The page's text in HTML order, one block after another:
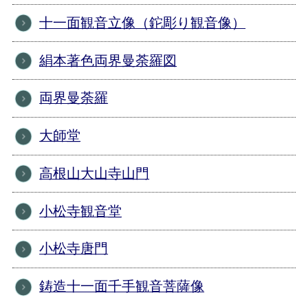
十一面観音立像（鉈彫り観音像）
絹本著色両界曼荼羅図
両界曼荼羅
大師堂
高根山大山寺山門
小松寺観音堂
小松寺唐門
鋳造十一面千手観音菩薩像